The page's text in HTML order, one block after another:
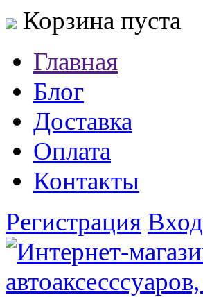
Корзина пуста
Главная
Блог
Доставка
Оплата
Контакты
Регистрация Вход